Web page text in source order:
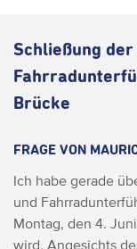
Schließung
Brücke
FRAGE VON
Ich habe gerade
und
Montag, den 4.
wird. Angesichts